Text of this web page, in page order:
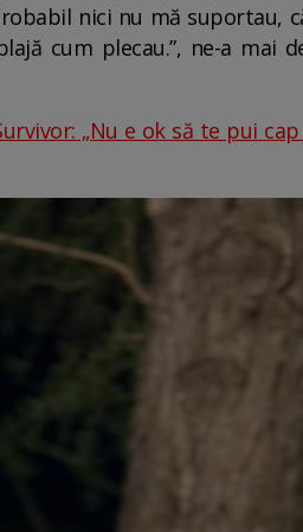
nici nu mă suportau,
cum plecau.”, ne-a mai
„Nu e ok să te pui